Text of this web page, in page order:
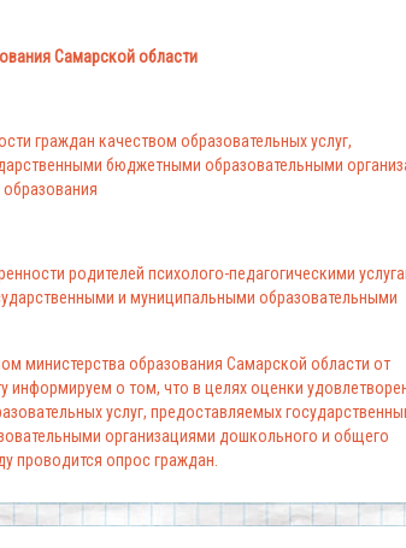
Самарской области
граждан качеством образовательных услуг,
бюджетными образовательными
родителей психолого-педагогическими
и муниципальными образовательными
министерства образования Самарской области от
информируем о том, что в целях оценки
услуг, предоставляемых
организациями дошкольного и общего
проводится опрос граждан.